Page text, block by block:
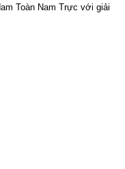
Toàn Nam Trực với giải